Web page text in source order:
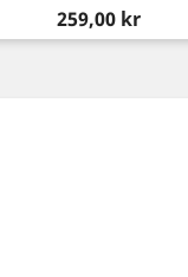
Pris
259,00 kr